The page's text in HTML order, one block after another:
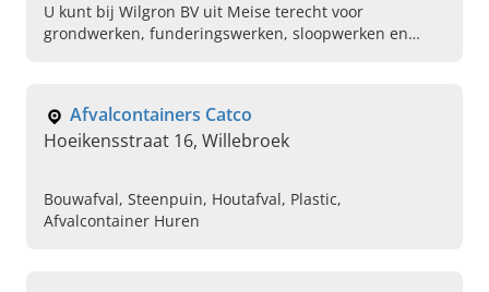
U kunt bij Wilgron BV uit Meise terecht voor
grondwerken, funderingswerken, sloopwerken en
Afvalcontainers Catco
Hoeikensstraat 16, Willebroek
Bouwafval, Steenpuin, Houtafval, Plastic,
Afvalcontainer Huren